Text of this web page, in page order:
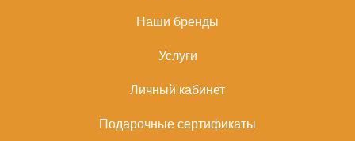
Наши бренды
Услуги
Личный кабинет
Подарочные сертификаты